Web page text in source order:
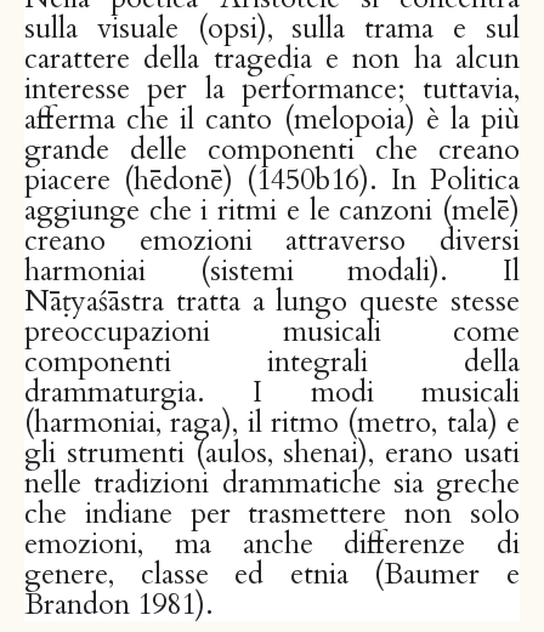
sulla visuale (opsi), sulla trama e sul
carattere della tragedia e non ha alcun
interesse per la performance; tuttavia,
afferma che il canto (melopoia) è la più
grande delle componenti che creano
piacere (hēdonē) (1450b16). In Politica
aggiunge che i ritmi e le canzoni (melē)
creano emozioni attraverso diversi
harmoniai (sistemi modali). Il
Nāṭyaśāstra tratta a lungo queste stesse
preoccupazioni musicali come
componenti integrali della
drammaturgia. I modi musicali
(harmoniai, raga), il ritmo (metro, tala) e
gli strumenti (aulos, shenai), erano usati
nelle tradizioni drammatiche sia greche
che indiane per trasmettere non solo
emozioni, ma anche differenze di
genere, classe ed etnia (Baumer e
Brandon 1981).